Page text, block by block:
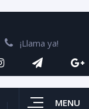
¡Llama ya!
MENU